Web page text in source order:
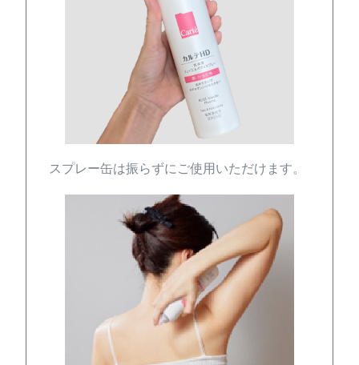
スプレー缶は振らずにご使用いただけます。